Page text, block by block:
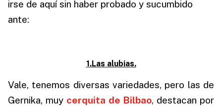
irse de aquí sin haber probado y sucumbido
ante:
1.Las alubias.
Vale, tenemos diversas variedades, pero las de
Gernika, muy cerquita de Bilbao, destacan por